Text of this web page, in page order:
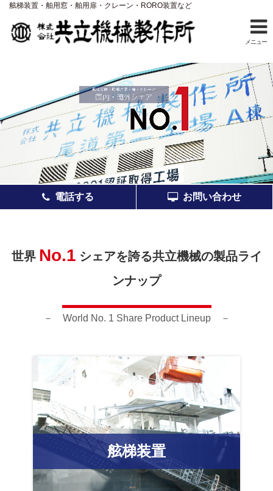
事業案内
製品紹介
アフターサービス
会社案内
採用情報
お知らせ
動画ギャラリー
お問い合わせ
業務に関するお問い合わせ
資材調達情報に関するお問い合わせ
プライバシーポリシー
サイトマップ
舷梯装置・舶用窓・舶用扉・クレーン・RORO装置など
メニュー
電話する お問い合わせ
世界 No.1 シェアを誇る共立機械の製品ライ
ンナップ
－ World No. 1 Share Product Lineup －
舷梯装置